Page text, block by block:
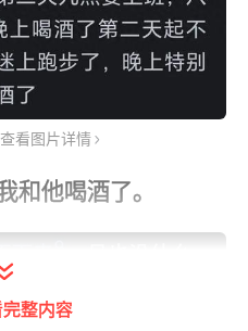
看图片详情
和他喝酒了。
整内容